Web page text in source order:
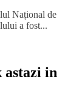
Național de
a fost...
astazi in